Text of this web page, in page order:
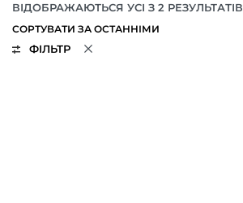
ВІДОБРАЖАЮТЬСЯ УСІ З 2 РЕЗУЛЬТАТІВ
ФІЛЬТР